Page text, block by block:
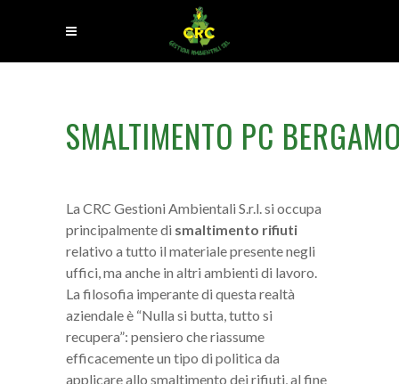
SMALTIMENTO PC
La CRC Gestioni Ambientali S.r.l. si occupa
principalmente di smaltimento rifiuti
relativo a tutto il materiale presente negli
uffici, ma anche in altri ambienti di lavoro.
La filosofia imperante di questa realtà
aziendale è “Nulla si butta, tutto si
recupera”: pensiero che riassume
efficacemente un tipo di politica da
applicare allo smaltimento dei rifiuti, al fine